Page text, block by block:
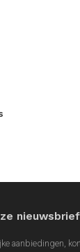
aanbiedingen,